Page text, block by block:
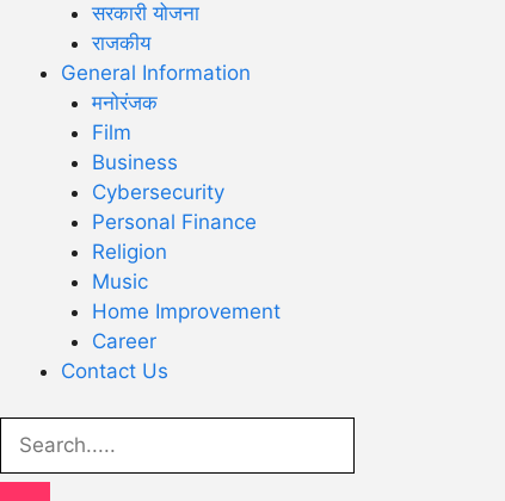
सरकारी योजना
राजकीय
General Information
मनोरंजक
Film
Business
Cybersecurity
Personal Finance
Religion
Music
Home Improvement
Career
Contact Us